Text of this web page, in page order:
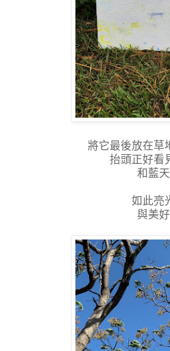
將它最後放在草
抬頭正好看
和藍天
如此亮
與美好